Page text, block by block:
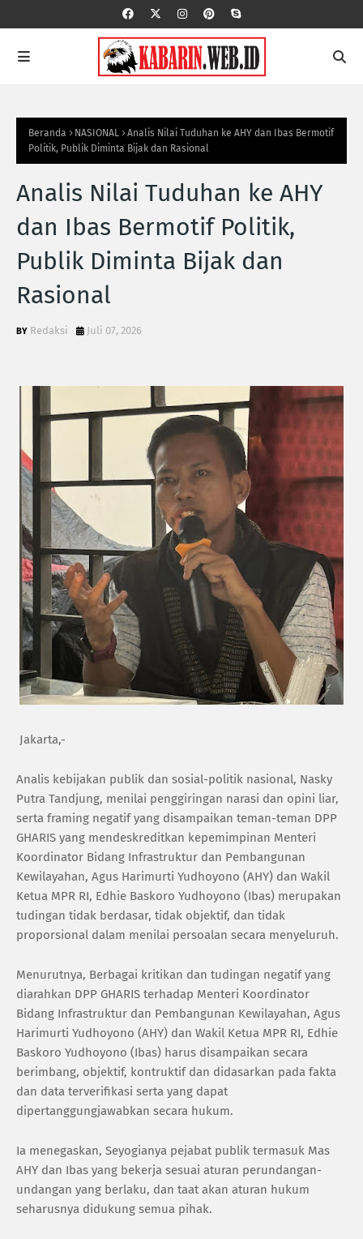
Beranda NASIONAL
Analis Nilai Tuduhan ke AHY dan Ibas Bermotif
Politik, Publik Diminta Bijak dan Rasional
Analis Nilai Tuduhan ke AHY
dan Ibas Bermotif Politik,
Publik Diminta Bijak dan
Rasional
Redaksi Juli 07, 2026
Jakarta,-
Analis kebijakan publik dan sosial-politik nasional, Nasky
Putra Tandjung, menilai penggiringan narasi dan opini liar,
serta framing negatif yang disampaikan teman-teman DPP
GHARIS yang mendeskreditkan kepemimpinan Menteri
Koordinator Bidang Infrastruktur dan Pembangunan
Kewilayahan, Agus Harimurti Yudhoyono (AHY) dan Wakil
Ketua MPR RI, Edhie Baskoro Yudhoyono (Ibas) merupakan
tudingan tidak berdasar, tidak objektif, dan tidak
proporsional dalam menilai persoalan secara menyeluruh.
Menurutnya, Berbagai kritikan dan tudingan negatif yang
diarahkan DPP GHARIS terhadap Menteri Koordinator
Bidang Infrastruktur dan Pembangunan Kewilayahan, Agus
Harimurti Yudhoyono (AHY) dan Wakil Ketua MPR RI, Edhie
Baskoro Yudhoyono (Ibas) harus disampaikan secara
berimbang, objektif, kontruktif dan didasarkan pada fakta
dan data terverifikasi serta yang dapat
dipertanggungjawabkan secara hukum.
Ia menegaskan, Seyogianya pejabat publik termasuk Mas
AHY dan Ibas yang bekerja sesuai aturan perundangan-
undangan yang berlaku, dan taat akan aturan hukum
seharusnya didukung semua pihak.